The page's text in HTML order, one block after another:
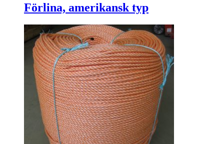
Förlina, amerikansk typ